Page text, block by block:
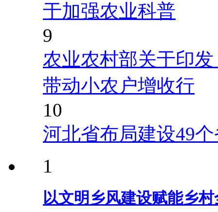
于加强农业科普
9
农业农村部关于印
带动小农户增收行
10
河北省布局建设49
1
以文明乡风建设赋能乡